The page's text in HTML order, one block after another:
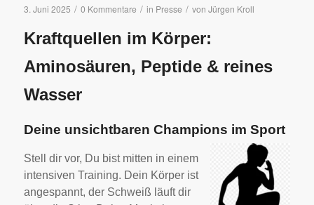
3. Juni 2025 / 0 Kommentare / in Presse / von Jürgen Kroll
Kraftquellen im Körper:
Aminosäuren, Peptide & reines
Wasser
Deine unsichtbaren Champions im Sport
Stell dir vor, Du bist mitten in einem
intensiven Training. Dein Körper ist
angespannt, der Schweiß läuft dir